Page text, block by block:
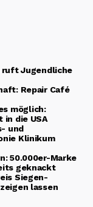
ruft Jugendliche
Repair Café
möglich:
die USA
und
Klinikum
50.000er-Marke
geknackt
Siegen-
lassen